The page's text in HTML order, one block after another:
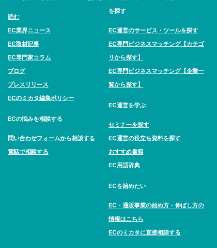
読む
EC業界ニュース
EC取材記事
EC専門家コラム
ブログ
プレスリリース
ECのミカタ編集ポリシー
ECの悩みを相談する
問い合わせフォームから相談する
電話で相談する
を探す
EC運営のサービス・ツールを探す
EC専門ビジネスマッチング【カテゴ
リから探す】
EC専門ビジネスマッチング【企業一
覧から探す】
EC運営を学ぶ
セミナーを探す
EC運営の役立ち資料を探す
おすすめ書籍
EC用語辞典
ECを始めたい
EC・通販事業の始め方・伸ばし方の
情報はこちら
ECのミカタに直接相談する